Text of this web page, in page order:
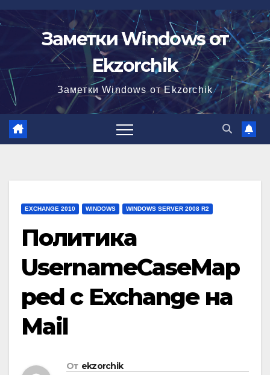
Перейти
к
содержимомуЗаметки Windows от
Ekzorchik
Заметки Windows от Ekzorchik
EXCHANGE 2010 WINDOWS WINDOWS SERVER 2008 R2
Политика
UsernameCaseMap
ped c Exchange на
Mail
От ekzorchik